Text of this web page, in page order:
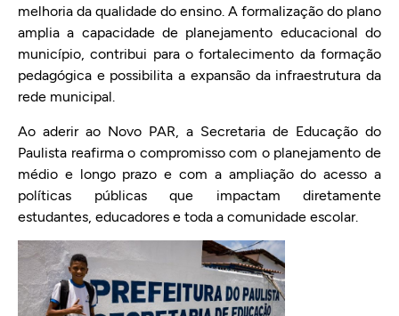
melhoria da qualidade do ensino. A formalização do plano
amplia a capacidade de planejamento educacional do
município, contribui para o fortalecimento da formação
pedagógica e possibilita a expansão da infraestrutura da
rede municipal.
Ao aderir ao Novo PAR, a Secretaria de Educação do
Paulista reafirma o compromisso com o planejamento de
médio e longo prazo e com a ampliação do acesso a
políticas públicas que impactam diretamente
estudantes, educadores e toda a comunidade escolar.